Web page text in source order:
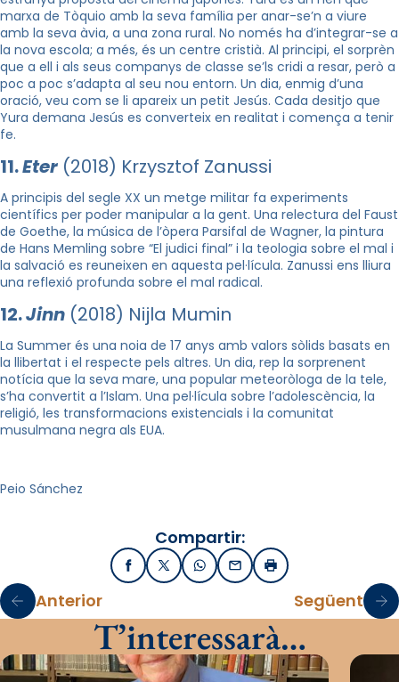
marxa de Tòquio amb la seva família per anar-se’n a viure
amb la seva àvia, a una zona rural. No només ha d’integrar-se a
la nova escola; a més, és un centre cristià. Al principi, el sorprèn
que a ell i als seus companys de classe se’ls cridi a resar, però a
poc a poc s’adapta al seu nou entorn. Un dia, enmig d’una
oració, veu com se li apareix un petit Jesús. Cada desitjo que
Yura demana Jesús es converteix en realitat i comença a tenir
fe.
11.Eter (2018) Krzysztof Zanussi
A principis del segle XX un metge militar fa experiments
científics per poder manipular a la gent. Una relectura del Faust
de Goethe, la música de l’òpera Parsifal de Wagner, la pintura
de Hans Memling sobre “El judici final” i la teologia sobre el mal i
la salvació es reuneixen en aquesta pel·lícula. Zanussi ens lliura
una reflexió profunda sobre el mal radical.
12.Jinn (2018) Nijla Mumin
La Summer és una noia de 17 anys amb valors sòlids basats en
la llibertat i el respecte pels altres. Un dia, rep la sorprenent
notícia que la seva mare, una popular meteoròloga de la tele,
s’ha convertit a l’Islam. Una pel·lícula sobre l’adolescència, la
religió, les transformacions existencials i la comunitat
musulmana negra als EUA.
Peio Sánchez
Compartir:
FacebookX / TwitterWhatsApp
EmailImprimir
Anterior Següent
T’interessarà…